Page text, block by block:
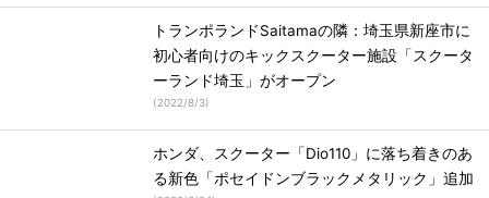
トランポランドSaitamaの隣：埼玉県新座市に
初心者向けのキックスクーター施設「スクータ
ーランド埼玉」がオープン
(2022/8/3)
ホンダ、スクーター「Dio110」に落ち着きのあ
る新色「ポセイドンブラックメタリック」追加